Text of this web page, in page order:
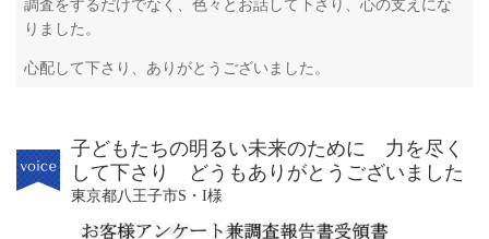
調査をするだけでなく、色々とお話して下さり、心の支えにな
りました。
心配して下さり、ありがとうございました。
子どもたちの明るい未来のために 力を尽く
して下さり どうもありがとうございました
東京都八王子市S・I様